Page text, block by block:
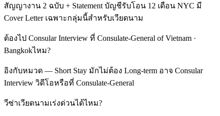
สัญญางาน 2 ฉบับ + Statement บัญชีรับโอน 12 เดือน NYC มี
Cover Letter เฉพาะกลุ่มนี้สำหรับเวียดนาม
ต้องไป Consular Interview ที่ Consulate-General of Vietnam ·
Bangkokไหม?
อิงกับหมวด — Short Stay มักไม่ต้อง Long-term อาจ Consular
Interview วิดีโอหรือที่ Consulate-General
วีซ่าเวียดนามเร่งด่วนได้ไหม?